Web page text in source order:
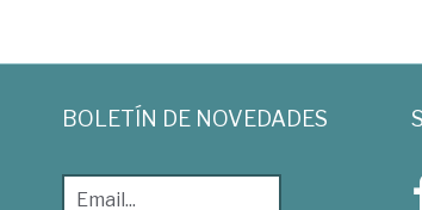
BOLETÍN DE NOVEDADES